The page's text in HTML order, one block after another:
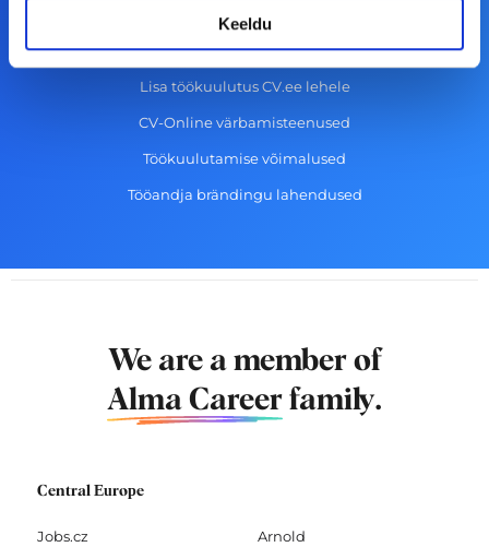
Keeldu
Tööandjale
Lisa töökuulutus CV.ee lehele
CV-Online värbamisteenused
Töökuulutamise võimalused
Tööandja brändingu lahendused
We are a member of
Alma Career family.
Central Europe
Jobs.cz
Arnold